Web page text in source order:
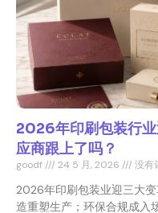
2026年印刷包装行
应商跟上了吗？
goodf 24 5 月, 2026 没有
2026年印刷包装业迎三大
造重塑生产；环保合规成入